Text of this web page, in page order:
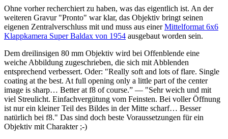
Ohne vorher recherchiert zu haben, was das eigentlich ist. An der
weiteren Gravur "Pronto" war klar, das Objektiv bringt seinen
eigenen Zentralverschluss mit und muss aus einerMittelformat 6x6
Klappkamera Super Baldax von 1954 ausgebaut worden sein.
Dem dreilinsigen 80 mm Objektiv wird bei Offenblende eine
weiche Abbildung zugeschrieben, die sich mit Abblenden
entsprechend verbessert. Oder: "Really soft and lots of flare. Single
coating at the best. At full opening only a little part of the center
image is sharp… Better at f8 of course.” — "Sehr weich und mit
viel Streulicht. Einfachvergütung vom Feinsten. Bei voller Öffnung
ist nur ein kleiner Teil des Bildes in der Mitte scharf… Besser
natürlich bei f8." Das sind doch beste Voraussetzungen für ein
Objektiv mit Charakter ;-)